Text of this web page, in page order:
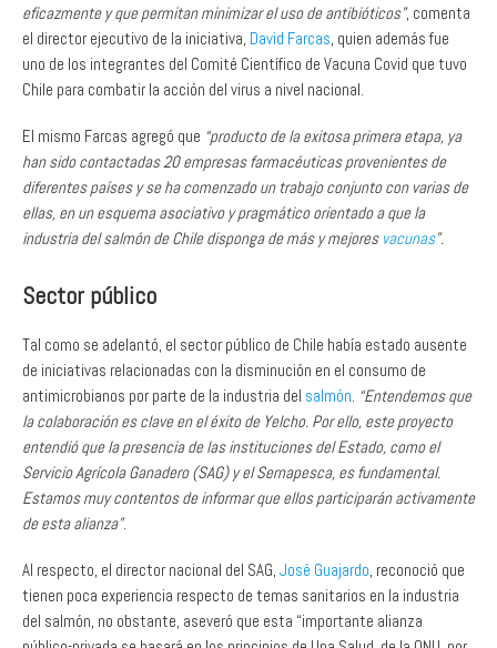
eficazmente y que permitan minimizar el uso de antibióticos”, comenta
el director ejecutivo de la iniciativa, David Farcas, quien además fue
uno de los integrantes del Comité Científico de Vacuna Covid que tuvo
Chile para combatir la acción del virus a nivel nacional.
El mismo Farcas agregó que “producto de la exitosa primera etapa, ya
han sido contactadas 20 empresas farmacéuticas provenientes de
diferentes países y se ha comenzado un trabajo conjunto con varias de
ellas, en un esquema asociativo y pragmático orientado a que la
industria del salmón de Chile disponga de más y mejores vacunas”.
Sector público
Tal como se adelantó, el sector público de Chile había estado ausente
de iniciativas relacionadas con la disminución en el consumo de
antimicrobianos por parte de la industria del salmón. “Entendemos que
la colaboración es clave en el éxito de Yelcho. Por ello, este proyecto
entendió que la presencia de las instituciones del Estado, como el
Servicio Agrícola Ganadero (SAG) y el Sernapesca, es fundamental.
Estamos muy contentos de informar que ellos participarán activamente
de esta alianza”.
Al respecto, el director nacional del SAG, José Guajardo , reconoció que
tienen poca experiencia respecto de temas sanitarios en la industria
del salmón, no obstante, aseveró que esta “importante alianza